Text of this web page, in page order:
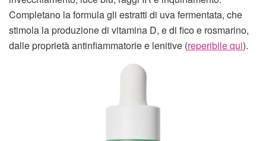
Completano la formula gli estratti di uva fermentata, che
stimola la produzione di vitamina D, e di fico e rosmarino,
dalle proprietà antinfiammatorie e lenitive (reperibile qui).